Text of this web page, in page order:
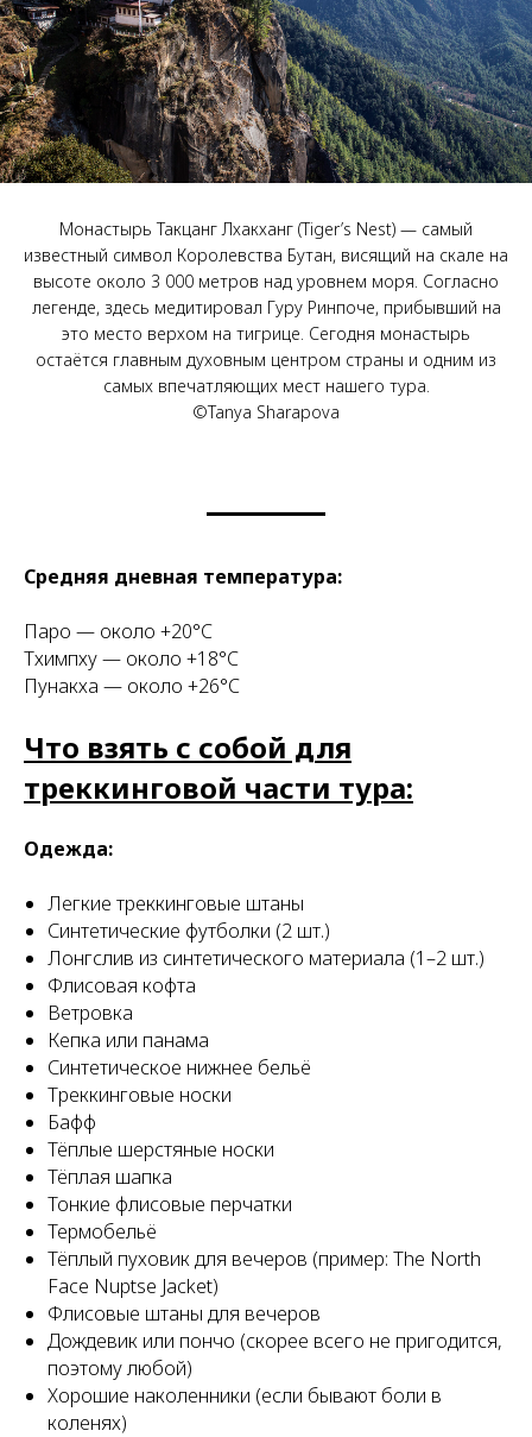
Монастырь Такцанг Лхакханг (Tiger’s Nest) — самый
известный символ Королевства Бутан, висящий на скале на
высоте около 3 000 метров над уровнем моря. Согласно
легенде, здесь медитировал Гуру Ринпоче, прибывший на
это место верхом на тигрице. Сегодня монастырь
остаётся главным духовным центром страны и одним из
самых впечатляющих мест нашего тура.
©Tanya Sharapova
Средняя дневная температура:
Паро — около +20°C
Тхимпху — около +18°C
Пунакха — около +26°C
Что взять с собой для
треккинговой части тура:
Одежда:
Легкие треккинговые штаны
Синтетические футболки (2 шт.)
Лонгслив из синтетического материала (1–2 шт.)
Флисовая кофта
Ветровка
Кепка или панама
Синтетическое нижнее бельё
Треккинговые носки
Бафф
Тёплые шерстяные носки
Тёплая шапка
Тонкие флисовые перчатки
Термобельё
Тёплый пуховик для вечеров (пример: The North
Face Nuptse Jacket)
Флисовые штаны для вечеров
Дождевик или пончо (скорее всего не пригодится,
поэтому любой)
Хорошие наколенники (если бывают боли в
коленях)